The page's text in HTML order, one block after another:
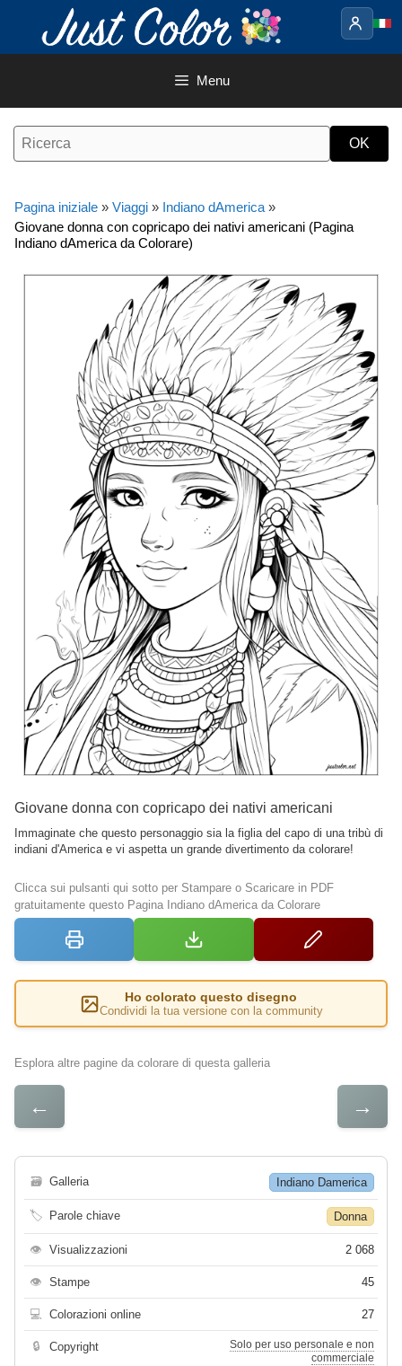
contenuto
Menu
Pagina iniziale » Viaggi » Indiano dAmerica »
Giovane donna con copricapo dei nativi americani (Pagina
Indiano dAmerica da Colorare)
Giovane donna con copricapo dei nativi americani
Immaginate che questo personaggio sia la figlia del capo di una tribù di
indiani d'America e vi aspetta un grande divertimento da colorare!
Clicca sui pulsanti qui sotto per Stampare o Scaricare in PDF
gratuitamente questo Pagina Indiano dAmerica da Colorare
Ho colorato questo disegno
Condividi la tua versione con la community
Esplora altre pagine da colorare di questa galleria
← →
🗃 Galleria Indiano Damerica
🏷 Parole chiave Donna
👁 Visualizzazioni 2 068
👁 Stampe 45
💻 Colorazioni online 27
🔒 Copyright
Solo per uso personale e non
commerciale